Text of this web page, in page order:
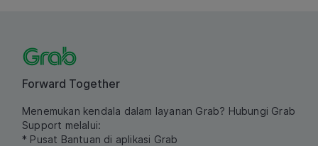
Forward Together
Menemukan kendala dalam layanan Grab? Hubungi Grab
Support melalui:
* Pusat Bantuan di aplikasi Grab